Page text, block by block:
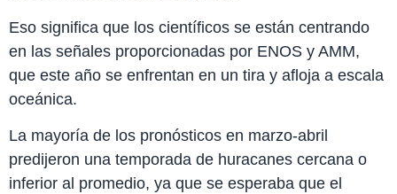
Eso significa que los científicos se están centrando
en las señales proporcionadas por ENOS y AMM,
que este año se enfrentan en un tira y afloja a escala
oceánica.
La mayoría de los pronósticos en marzo-abril
predijeron una temporada de huracanes cercana o
inferior al promedio, ya que se esperaba que el